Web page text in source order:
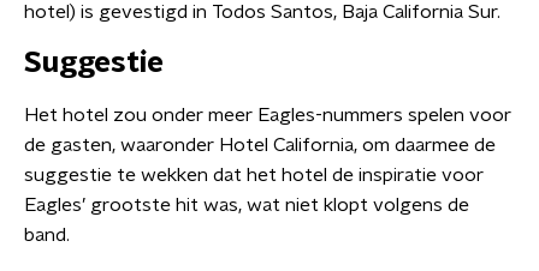
hotel) is gevestigd in Todos Santos, Baja California Sur.
Suggestie
Het hotel zou onder meer Eagles-nummers spelen voor
de gasten, waaronder Hotel California, om daarmee de
suggestie te wekken dat het hotel de inspiratie voor
Eagles’ grootste hit was, wat niet klopt volgens de
band.